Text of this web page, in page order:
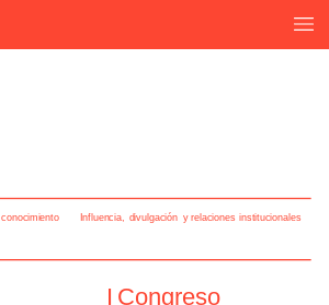
I Congreso
conocimiento Influencia, divulgación y relaciones institucionales